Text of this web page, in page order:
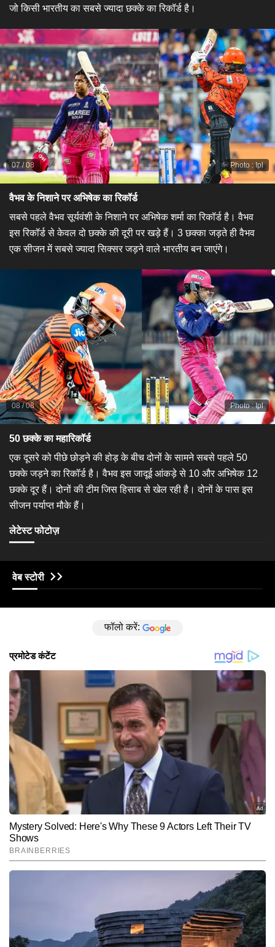
जो किसी भारतीय का सबसे ज्यादा छक्के का रिकॉर्ड है।
Photo : Ipl
07/08
वैभव के निशाने पर अभिषेक का रिकॉर्ड
सबसे पहले वैभव सूर्यवंशी के निशाने पर अभिषेक शर्मा का रिकॉर्ड है। वैभव
इस रिकॉर्ड से केवल दो छक्के की दूरी पर खड़े हैं। 3 छक्का जड़ते ही वैभव
एक सीजन में सबसे ज्यादा सिक्सर जड़ने वाले भारतीय बन जाएंगे।
Photo: Ipl
08/08
50 छक्के का महारिकॉर्ड
एक दूसरे को पीछे छोड़ने की होड़ के बीच दोनों के सामने सबसे पहले 50
छक्के जड़ने का रिकॉर्ड है। वैभव इस जादूई आंकड़े से 10 और अभिषेक 12
छक्के दूर हैं। दोनों की टीम जिस हिसाब से खेल रही है। दोनों के पास इस
सीजन पर्याप्त मौके हैं।
लेटेस्ट फोटोज़
वेब स्टोरी
फॉलो करें: